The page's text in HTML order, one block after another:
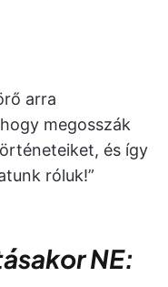
arra
megosszák
és így
róluk!”
NE: